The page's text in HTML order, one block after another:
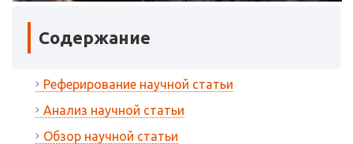
Содержание
Реферирование научной статьи
Анализ научной статьи
Обзор научной статьи